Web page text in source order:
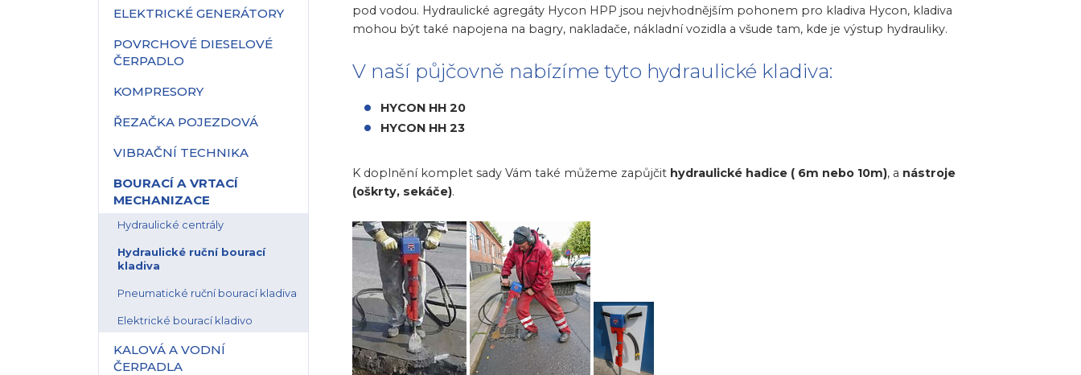
ELEKTRICKÉ GENERÁTORY
POVRCHOVÉ DIESELOVÉ
ČERPADLO
KOMPRESORY
ŘEZAČKA POJEZDOVÁ
VIBRAČNÍ TECHNIKA
BOURACÍ A VRTACÍ
MECHANIZACE
Hydraulické centrály
Hydraulické ruční bourací
kladiva
Pneumatické ruční bourací kladiva
Elektrické bourací kladivo
KALOVÁ A VODNÍ
ČERPADLA
pod vodou. Hydraulické agregáty Hycon HPP jsou nejvhodnějším pohonem pro kladiva Hycon, kladiva
mohou být také napojena na bagry, nakladače, nákladní vozidla a všude tam, kde je výstup hydrauliky.
V naší půjčovně nabízíme tyto hydraulické kladiva:
HYCON HH 20
HYCON HH 23
K doplnění komplet sady Vám také můžeme zapůjčit hydraulické hadice ( 6m nebo 10m), a nástroje
(oškrty, sekáče).